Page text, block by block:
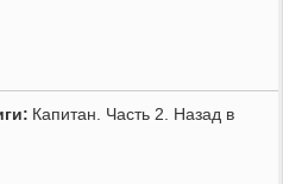
Капитан. Часть 2. Назад в